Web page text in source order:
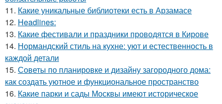
11. Какие уникальные библиотеки есть в Арзамасе
12. Headlines:
13. Какие фестивали и праздники проводятся в Кирове
14. Нормандский стиль на кухне: уют и естественность в
каждой детали
15. Советы по планировке и дизайну загородного дома:
как создать уютное и функциональное пространство
16. Какие парки и сады Москвы имеют историческое